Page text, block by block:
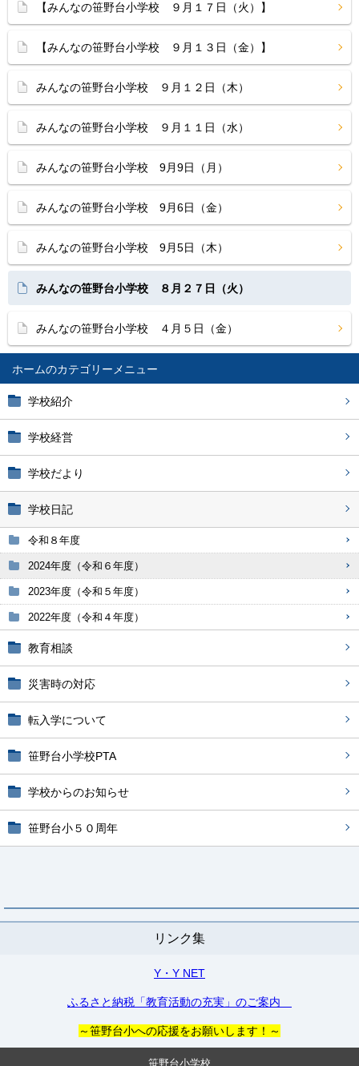
ホーム
学校紹介
学校経営
学校だより
学校日記
令和８年度
2024年度（令和６年度）
2023年度（令和５年度）
2022年度（令和４年度）
教育相談
災害時の対応
転入学について
笹野台小学校PTA
学校からのお知らせ
笹野台小５０周年
リンク集
Y・Y NET
ふるさと納税「教育活動の充実」のご案内
～笹野台小への応援をお願いします！～
【みんなの笹野台小学校 ９月１７日（火）】
【みんなの笹野台小学校 ９月１３日（金）】
みんなの笹野台小学校 ９月１２日（木）
みんなの笹野台小学校 ９月１１日（水）
みんなの笹野台小学校 9月9日（月）
みんなの笹野台小学校 9月6日（金）
みんなの笹野台小学校 9月5日（木）
みんなの笹野台小学校 ８月２７日（火）
みんなの笹野台小学校 ４月５日（金）
笹野台小学校